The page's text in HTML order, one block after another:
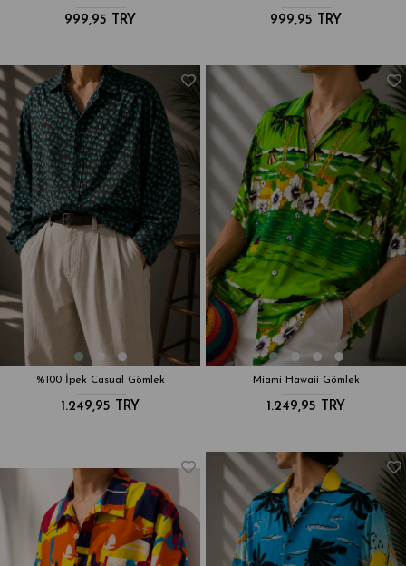
999,95 TRY 999,95 TRY
%100 İpek Casual Gömlek
1.249,95 TRY
Miami Hawaii Gömlek
1.249,95 TRY